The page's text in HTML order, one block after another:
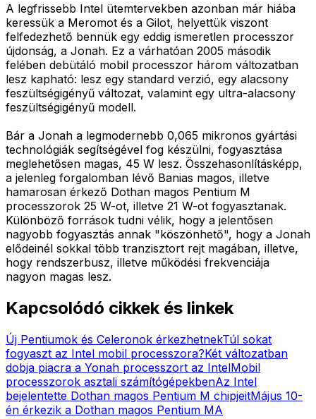
A legfrissebb Intel ütemtervekben azonban már hiába
keressük a Meromot és a Gilot, helyettük viszont
felfedezhető bennük egy eddig ismeretlen processzor
újdonság, a Jonah. Ez a várhatóan 2005 második
felében debütáló mobil processzor három változatban
lesz kapható: lesz egy standard verzió, egy alacsony
feszültségigényű változat, valamint egy ultra-alacsony
feszültségigényű modell.
Bár a Jonah a legmodernebb 0,065 mikronos gyártási
technológiák segítségével fog készülni, fogyasztása
meglehetősen magas, 45 W lesz. Összehasonlításképp,
a jelenleg forgalomban lévő Banias magos, illetve
hamarosan érkező Dothan magos Pentium M
processzorok 25 W-ot, illetve 21 W-ot fogyasztanak.
Különböző források tudni vélik, hogy a jelentősen
nagyobb fogyasztás annak "köszönhető", hogy a Jonah
elődeinél sokkal több tranzisztort rejt magában, illetve,
hogy rendszerbusz, illetve működési frekvenciája
nagyon magas lesz.
Kapcsolódó cikkek és linkek
Új Pentiumok és Celeronok érkezhetnekTúl sokat
fogyaszt az Intel mobil processzora?Két változatban
dobja piacra a Yonah processzort az IntelMobil
processzorok asztali számítógépekbenAz Intel
bejelentette Dothan magos Pentium M chipjeitMájus 10-
én érkezik a Dothan magos Pentium MA